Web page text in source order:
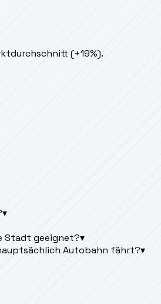
(+19%).
▾
Stadt geeignet?▾
Autobahn fährt?▾